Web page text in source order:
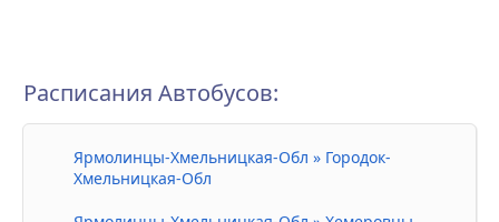
Расписания Автобусов:
Ярмолинцы-Хмельницкая-Обл » Городок-
Хмельницкая-Обл